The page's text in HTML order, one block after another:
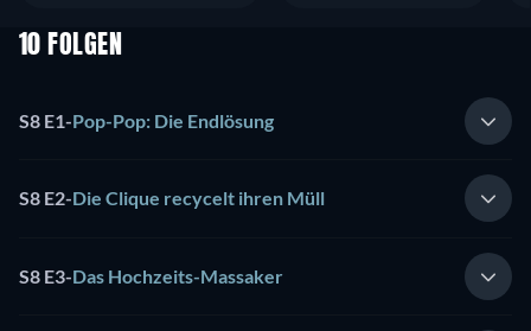
10 FOLGEN
S8 E1-Pop-Pop: Die Endlösung
S8 E2-Die Clique recycelt ihren Müll
S8 E3-Das Hochzeits-Massaker